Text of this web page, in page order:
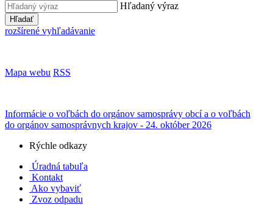
Hľadaný výraz
Hľadať
rozšírené vyhľadávanie
Mapa webu RSS
Informácie o voľbách do orgánov samosprávy obcí a o voľbách
do orgánov samosprávnych krajov - 24. október 2026
Rýchle odkazy
Úradná tabuľa
Kontakt
Ako vybaviť
Zvoz odpadu